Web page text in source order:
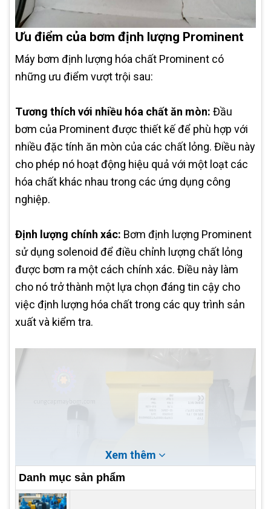
Ưu điểm của bơm định lượng Prominent
Máy bơm định lượng hóa chất Prominent có
những ưu điểm vượt trội sau:
Tương thích với nhiều hóa chất ăn mòn: Đầu
bơm của Prominent được thiết kế để phù hợp với
nhiều đặc tính ăn mòn của các chất lỏng. Điều này
cho phép nó hoạt động hiệu quả với một loạt các
hóa chất khác nhau trong các ứng dụng công
nghiệp.
Định lượng chính xác: Bơm định lượng Prominent
sử dụng solenoid để điều chỉnh lượng chất lỏng
được bơm ra một cách chính xác. Điều này làm
cho nó trở thành một lựa chọn đáng tin cậy cho
việc định lượng hóa chất trong các quy trình sản
xuất và kiểm tra.
Xem thêm
Danh mục sản phẩm